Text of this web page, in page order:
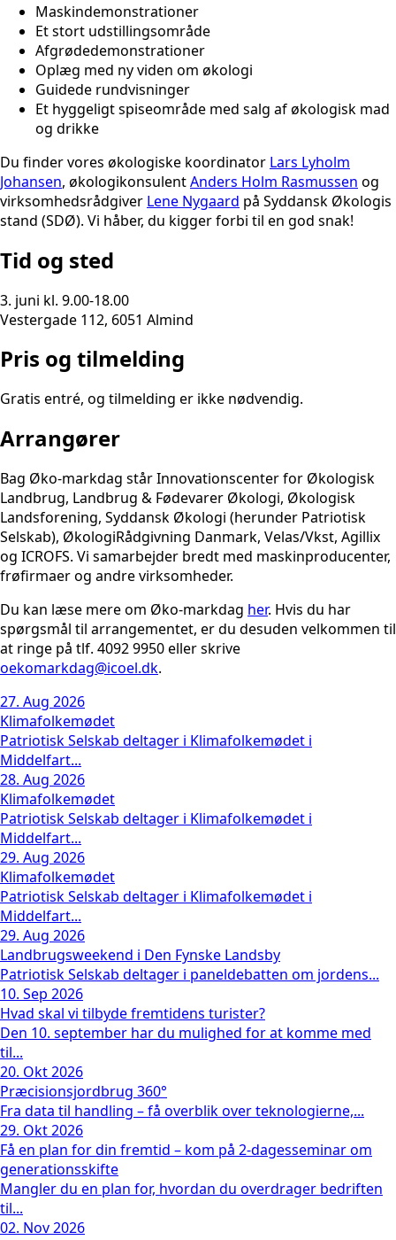
Maskindemonstrationer
Et stort udstillingsområde
Afgrødedemonstrationer
Oplæg med ny viden om økologi
Guidede rundvisninger
Et hyggeligt spiseområde med salg af økologisk mad
og drikke
Du finder vores økologiske koordinator Lars Lyholm
Johansen, økologikonsulentAnders Holm Rasmussen og
virksomhedsrådgiver Lene Nygaard på Syddansk Økologis
stand (SDØ). Vi håber, du kigger forbi til en god snak!
Tid og sted
3. juni kl. 9.00-18.00
Vestergade 112, 6051 Almind
Pris og tilmelding
Gratis entré, og tilmelding er ikke nødvendig.
Arrangører
Bag Øko-markdag står Innovationscenter for Økologisk
Landbrug, Landbrug & Fødevarer Økologi, Økologisk
Landsforening, Syddansk Økologi (herunder Patriotisk
Selskab), ØkologiRådgivning Danmark, Velas/Vkst, Agillix
og ICROFS. Vi samarbejder bredt med maskinproducenter,
frøfirmaer og andre virksomheder.
Du kan læse mere om Øko-markdag her. Hvis du har
spørgsmål til arrangementet, er du desuden velkommen til
at ringe på tlf. 4092 9950 eller skrive
oekomarkdag@icoel.dk.
27. Aug 2026
Klimafolkemødet
Patriotisk Selskab deltager i Klimafolkemødet i
Middelfart...
28. Aug 2026
Klimafolkemødet
Patriotisk Selskab deltager i Klimafolkemødet i
Middelfart...
29. Aug 2026
Klimafolkemødet
Patriotisk Selskab deltager i Klimafolkemødet i
Middelfart...
29. Aug 2026
Landbrugsweekend i Den Fynske Landsby
Patriotisk Selskab deltager i paneldebatten om jordens...
10. Sep 2026
Hvad skal vi tilbyde fremtidens turister?
Den 10. september har du mulighed for at komme med
til...
20. Okt 2026
Præcisionsjordbrug 360°
Fra data til handling – få overblik over teknologierne,...
29. Okt 2026
Få en plan for din fremtid – kom på 2-dagesseminar om
generationsskifte
Mangler du en plan for, hvordan du overdrager bedriften
til...
02. Nov 2026